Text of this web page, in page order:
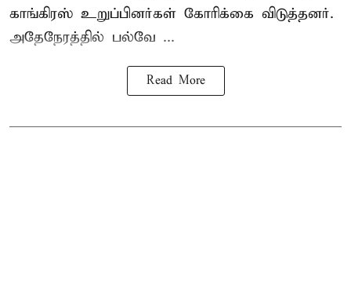
காங்கிரஸ் உறுப்பினர்கள் கோரிக்கை விடுத்தனர்.
அதேநேரத்தில் பல்வே ...
Read More